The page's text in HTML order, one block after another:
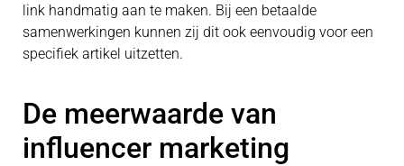
link handmatig aan te maken. Bij een betaalde
samenwerkingen kunnen zij dit ook eenvoudig voor een
specifiek artikel uitzetten.
De meerwaarde van
influencer marketing